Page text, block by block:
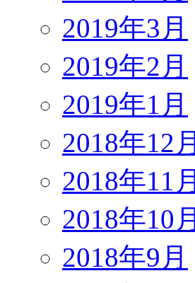
2019年3月
2019年2月
2019年1月
2018年12月
2018年11月
2018年10月
2018年9月